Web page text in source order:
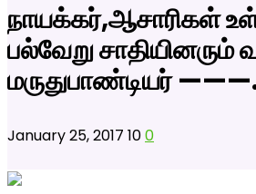
நாயக்கர்,ஆசாரிகள்
பல்வேறு சாதியினரும்
மருதுபாண்டியர்
January 25, 2017 100